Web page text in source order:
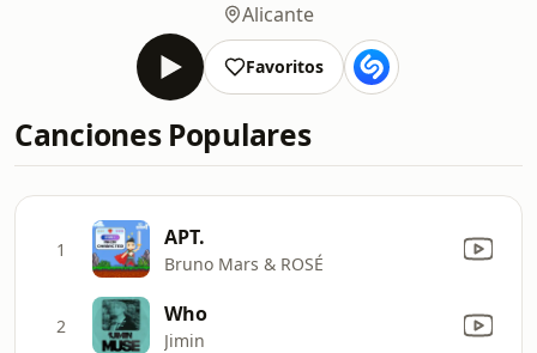
Alicante
Favoritos
Canciones Populares
1 APT.
Bruno Mars & ROSÉ
2 Who
Jimin